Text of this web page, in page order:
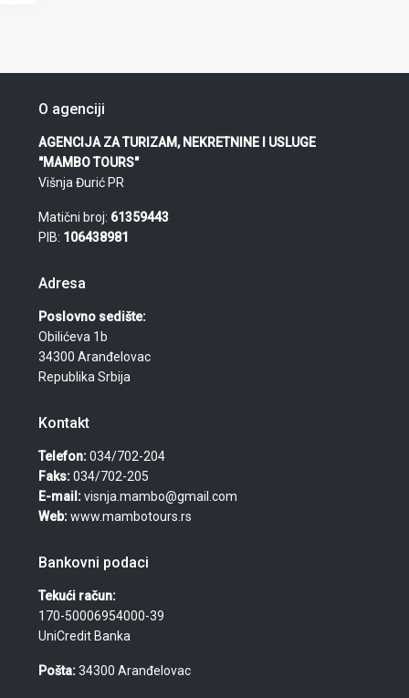
O agenciji
AGENCIJA ZA TURIZAM, NEKRETNINE I USLUGE
"MAMBO TOURS"
Višnja Đurić PR
Matični broj: 61359443
PIB: 106438981
Adresa
Poslovno sedište:
Obilićeva 1b
34300 Aranđelovac
Republika Srbija
Kontakt
Telefon:034/702-204
Faks:034/702-205
E-mail:visnja.mambo@gmail.com
Web:www.mambotours.rs
Bankovni podaci
Tekući račun:
170-50006954000-39
UniCredit Banka
Pošta:34300 Aranđelovac